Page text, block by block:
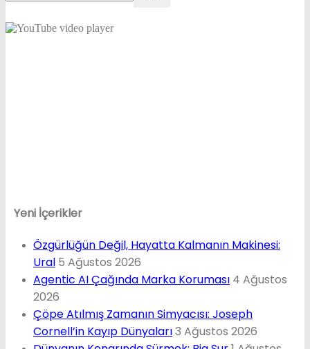
Yeni İçerikler
Özgürlüğün Değil, Hayatta Kalmanın Makinesi:
Ural 5 Ağustos 2026
Agentic AI Çağında Marka Koruması 4 Ağustos
2026
Çöpe Atılmış Zamanın Simyacısı: Joseph
Cornell’in Kayıp Dünyaları3 Ağustos 2026